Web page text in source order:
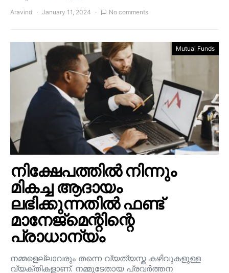
Aravind January 11, 2024 No comments
Mutual Funds
നിക്ഷേപത്തിൽ നിന്നും
മികച്ച ആദായം
ലഭിക്കുന്നതിൽ ഫണ്ട്
മാനേജ്മെന്റിന്റെ
പ്രാധാന്യം
നമ്മളെല്ലാവരും തന്നെ വ്യത്യസ്ത കഴിവുകളുള്ള
വ്യക്തികളാണ്. നമ്മുടേതായ പ്രവർത്തന